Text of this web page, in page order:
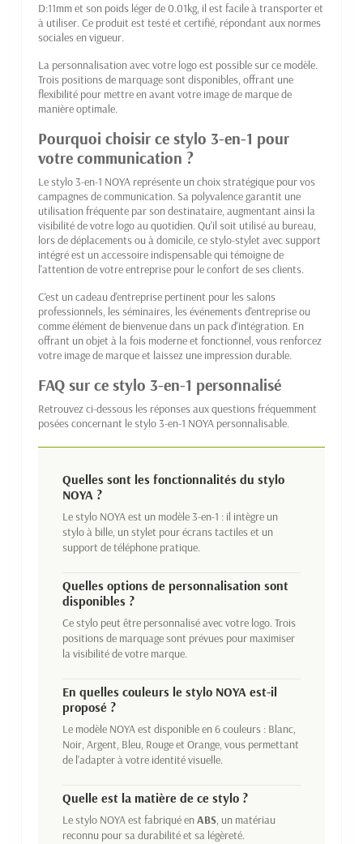
D:11mm et son poids léger de 0.01kg, il est facile à transporter et
à utiliser. Ce produit est testé et certifié, répondant aux normes
sociales en vigueur.
La personnalisation avec votre logo est possible sur ce modèle.
Trois positions de marquage sont disponibles, offrant une
flexibilité pour mettre en avant votre image de marque de
manière optimale.
Pourquoi choisir ce stylo 3-en-1 pour
votre communication ?
Le stylo 3-en-1 NOYA représente un choix stratégique pour vos
campagnes de communication. Sa polyvalence garantit une
utilisation fréquente par son destinataire, augmentant ainsi la
visibilité de votre logo au quotidien. Qu'il soit utilisé au bureau,
lors de déplacements ou à domicile, ce stylo-stylet avec support
intégré est un accessoire indispensable qui témoigne de
l'attention de votre entreprise pour le confort de ses clients.
C'est un cadeau d'entreprise pertinent pour les salons
professionnels, les séminaires, les événements d'entreprise ou
comme élément de bienvenue dans un pack d'intégration. En
offrant un objet à la fois moderne et fonctionnel, vous renforcez
votre image de marque et laissez une impression durable.
FAQ sur ce stylo 3-en-1 personnalisé
Retrouvez ci-dessous les réponses aux questions fréquemment
posées concernant le stylo 3-en-1 NOYA personnalisable.
Quelles sont les fonctionnalités du stylo
NOYA ?
Le stylo NOYA est un modèle 3-en-1 : il intègre un
stylo à bille, un stylet pour écrans tactiles et un
support de téléphone pratique.
Quelles options de personnalisation sont
disponibles ?
Ce stylo peut être personnalisé avec votre logo. Trois
positions de marquage sont prévues pour maximiser
la visibilité de votre marque.
En quelles couleurs le stylo NOYA est-il
proposé ?
Le modèle NOYA est disponible en 6 couleurs : Blanc,
Noir, Argent, Bleu, Rouge et Orange, vous permettant
de l'adapter à votre identité visuelle.
Quelle est la matière de ce stylo ?
Le stylo NOYA est fabriqué enABS, un matériau
reconnu pour sa durabilité et sa légèreté.